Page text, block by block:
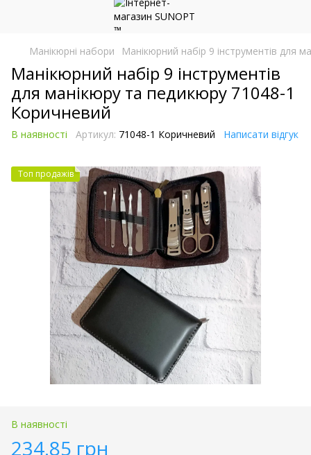
Манікюрні набори Манікюрний набір 9 інструментів для
Манікюрний набір 9 інструментів
для манікюру та педикюру 71048-1
Коричневий
В наявності Артикул: 71048-1 Коричневий Написати відгук
Топ продажів
В наявності
234.85 грн